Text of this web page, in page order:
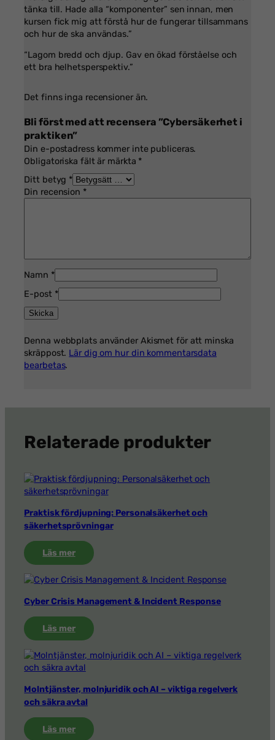
tänka till. Hade alla “komponenter” sen innan, men
kursen fick mig att förstå hur de fungerar tillsammans
och hur de ska användas.”
“Lagom bredd och djup. Gav en ökad förståelse och
ett bra helhetsperspektiv.”
Det finns inga recensioner än.
Bli först med att recensera ”Cybersäkerhet i
praktiken”
Din e-postadress kommer inte publiceras.
Obligatoriska fält är märkta *
Ditt betyg *
Din recension *
Namn *
E-post *
Denna webbplats använder Akismet för att minska
skräppost. Lär dig om hur din kommentarsdata
bearbetas.
Relaterade produkter
Praktisk fördjupning: Personalsäkerhet och
säkerhetsprövningar
Läs mer:
Praktisk
fördjupning:
Personalsäkerhet
och
Cyber Crisis Management & Incident Response
Läs mer:
Cyber
Crisis
Management
&
Incident
Response
Molntjänster, molnjuridik och AI – viktiga regelverk
och säkra avtal
Läs mer: